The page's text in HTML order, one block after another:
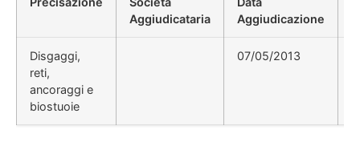
Aggiudicataria
Aggiudicazione
Disgaggi,
reti,
ancoraggi e
biostuoie
07/05/2013